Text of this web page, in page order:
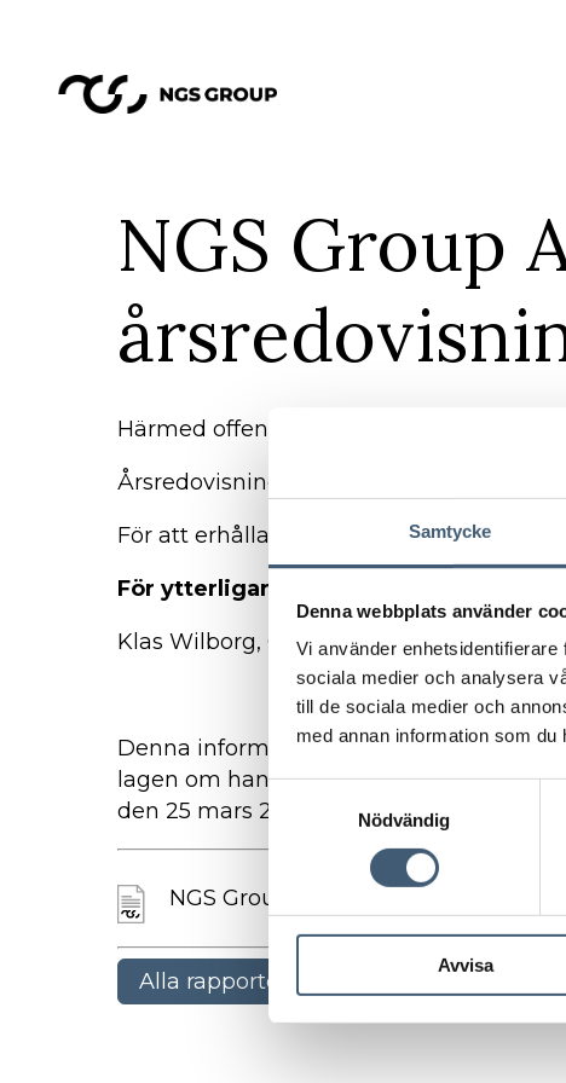
Samtycke
Denna webbplats använder
Vi använder
sociala medier och analysera
till de sociala medier och
med annan information som
a
m
y
k
s
Nödvändig
Avvisa
NGS Group
Härmed offentliggör NGS Group AB
Årsredovisningen finns även tillgänglig
För att erhålla ett tryckt exemplar av
För ytterligare information kontakta:
Klas Wilborg, CFO för NGS Group på
Denna information är sådan som NGS
lagen om handel med finansiella
den 25 mars 2020 kl. 12.30.
NGS Group AB: Offentliggör
Alla rapporter